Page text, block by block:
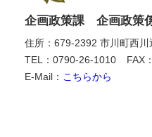
企画政策課 企画政策
住所：679-2392 市川町西川
TEL：0790-26-1010
FAX
E-Mail： こちらから